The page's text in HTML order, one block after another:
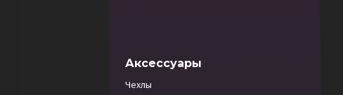
Аксессуары
Чехлы